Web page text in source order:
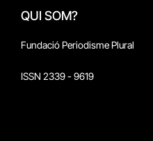
QUI SOM?
Fundació Periodisme Plural
ISSN 2339 - 9619